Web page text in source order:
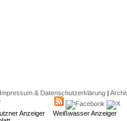
Impressum & Datenschutzerklärung|
Anzeiger
Weißwasser Anzeiger